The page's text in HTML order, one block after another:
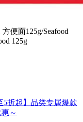
便面125g/Seafood
125g
5折起】品类专属爆款
～